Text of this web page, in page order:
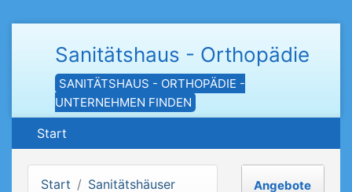
Sanitätshaus - Orthopädie
SANITÄTSHAUS - ORTHOPÄDIE -
UNTERNEHMEN FINDEN
Start
Start
Sanitätshäuser
Angebote